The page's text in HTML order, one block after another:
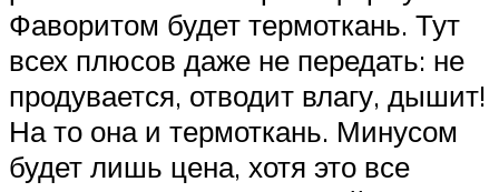
Фаворитом будет термоткань. Тут
всех плюсов даже не передать: не
продувается, отводит влагу, дышит!
На то она и термоткань. Минусом
будет лишь цена, хотя это все